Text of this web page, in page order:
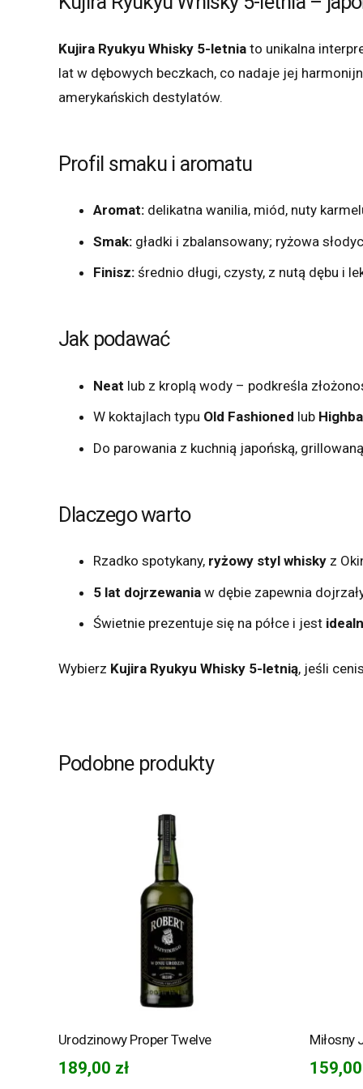
Kujira Ryukyu Whisky 5-letnia to unikalna
lat w dębowych beczkach, co nadaje jej
amerykańskich destylatów.
Profil smaku i aromatu
Aromat:delikatna wanilia, miód, nuty
Smak:gładki i zbalansowany; ryżowa
Finisz:średnio długi, czysty, z nutą dębu i
Jak podawać
Neat lub z kroplą wody – podkreśla
W koktajlach typu Old Fashioned lub
Do parowania z kuchnią japońską,
Dlaczego warto
Rzadko spotykany, ryżowy styl whiskyz
5 lat dojrzewaniaw dębie zapewnia
Świetnie prezentuje się na półce i jest
Wybierz Kujira Ryukyu Whisky 5-letnią, jeśli
Podobne produkty
Urodzinowy Proper Twelve
189,00 zł
Miłosny